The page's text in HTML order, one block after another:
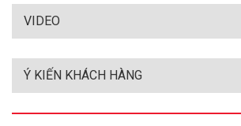
VIDEO
Ý KIẾN KHÁCH HÀNG